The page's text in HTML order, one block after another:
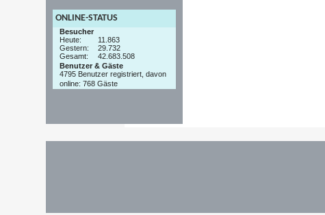
ONLINE-STATUS
Besucher
Heute:
11.863
Gestern:
29.732
Gesamt:
42.683.508
Benutzer & Gäste
4795 Benutzer registriert, davon
online: 768 Gäste